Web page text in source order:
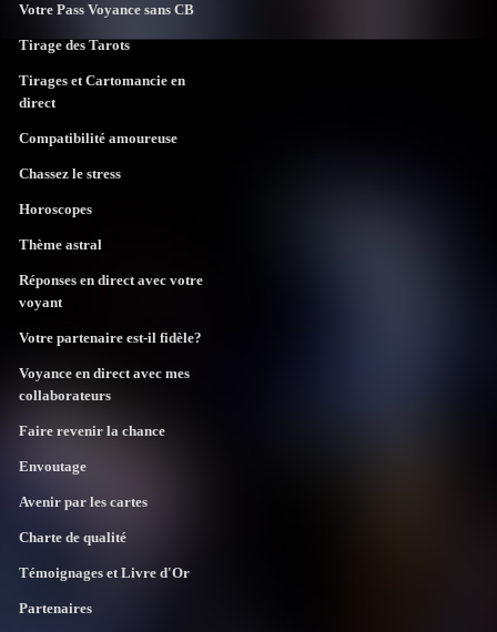
Votre Pass Voyance sans CB
Tirage des Tarots
Tirages et Cartomancie en
direct
Compatibilité amoureuse
Chassez le stress
Horoscopes
Thème astral
Réponses en direct avec votre
voyant
Votre partenaire est-il fidèle?
Voyance en direct avec mes
collaborateurs
Faire revenir la chance
Envoutage
Avenir par les cartes
Charte de qualité
Témoignages et Livre d'Or
Partenaires